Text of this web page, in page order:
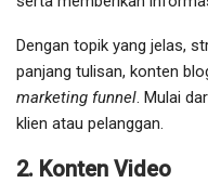
Dengan topik yang jelas,
panjang tulisan, konten
marketing funnel. Mulai
klien atau pelanggan.
2. Konten Video